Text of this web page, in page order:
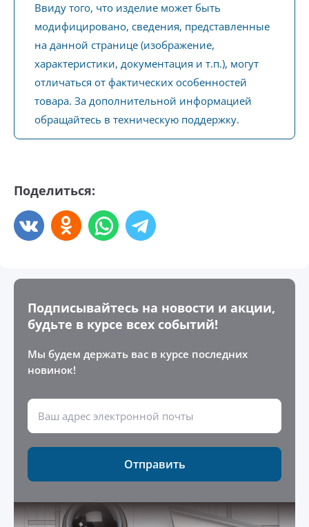
Ввиду того, что изделие может быть
модифицировано, сведения, представленные
на данной странице (изображение,
характеристики, документация и т.п.), могут
отличаться от фактических особенностей
товара. За дополнительной информацией
обращайтесь в техническую поддержку.
Поделиться:
Подписывайтесь на новости и акции,
будьте в курсе всех событий!
Мы будем держать вас в курсе последних
новинок!
Отправить